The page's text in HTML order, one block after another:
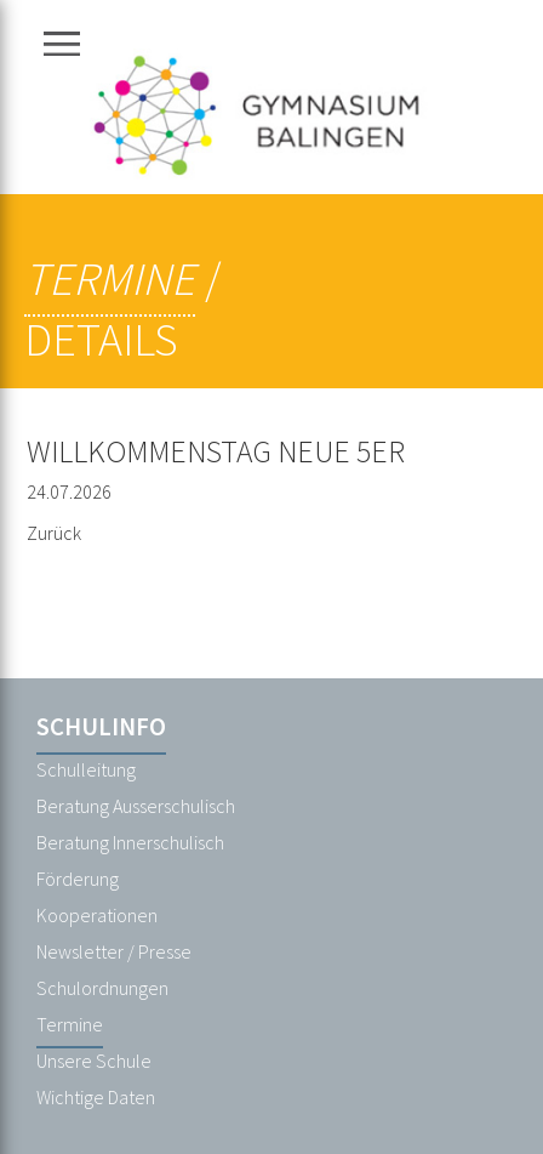
Navigation zeigen
TERMINE/
DETAILS
WILLKOMMENSTAG NEUE 5ER
24.07.2026
Zurück
Navigation
überspringen
SCHULINFO
Schulleitung
Beratung
Ausserschulisch
Beratung
Innerschulisch
Förderung
Kooperationen
Newsletter
/
Presse
Navigation
überspringen
SCHULINFO
Schulleitung
Beratung Ausserschulisch
Beratung Innerschulisch
Förderung
Kooperationen
Newsletter / Presse
Schulordnungen
Termine
Unsere Schule
Wichtige Daten